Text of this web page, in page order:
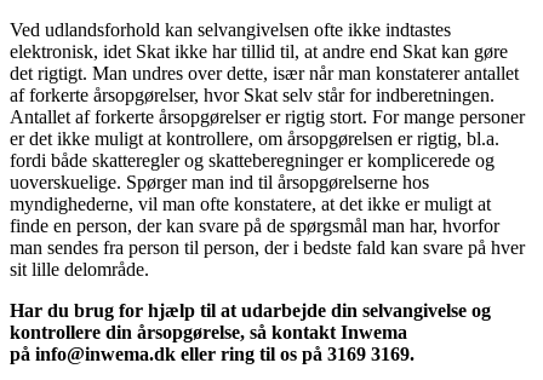
Ved udlandsforhold kan selvangivelsen ofte ikke indtastes
elektronisk, idet Skat ikke har tillid til, at andre end Skat kan gøre
det rigtigt. Man undres over dette, især når man konstaterer antallet
af forkerte årsopgørelser, hvor Skat selv står for indberetningen.
Antallet af forkerte årsopgørelser er rigtig stort. For mange personer
er det ikke muligt at kontrollere, om årsopgørelsen er rigtig, bl.a.
fordi både skatteregler og skatteberegninger er komplicerede og
uoverskuelige. Spørger man ind til årsopgørelserne hos
myndighederne, vil man ofte konstatere, at det ikke er muligt at
finde en person, der kan svare på de spørgsmål man har, hvorfor
man sendes fra person til person, der i bedste fald kan svare på hver
sit lille delområde.
Har du brug for hjælp til at udarbejde din selvangivelse og
kontrollere din årsopgørelse, så kontakt Inwema
på info@inwema.dk eller ring til os på 3169 3169.